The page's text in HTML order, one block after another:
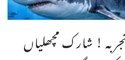
تجربہ ! شارک مچھلیاں